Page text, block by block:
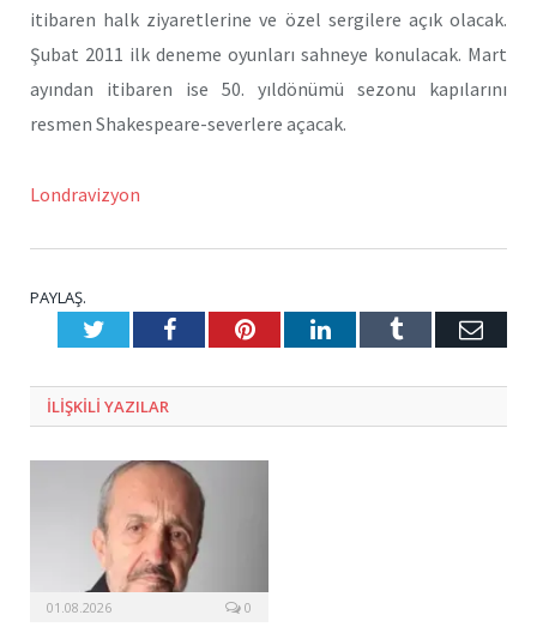
itibaren halk ziyaretlerine ve özel sergilere açık olacak.
Şubat 2011 ilk deneme oyunları sahneye konulacak. Mart
ayından itibaren ise 50. yıldönümü sezonu kapılarını
resmen Shakespeare-severlere açacak.
Londravizyon
PAYLAŞ.
TwitterFacebookPinterestLinkedInTumblr E-
ILIŞKILI YAZILAR
01.08.2026 0